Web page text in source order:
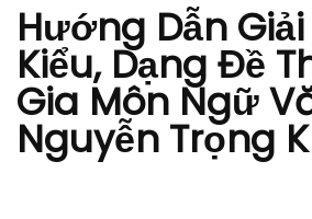
Hướng Dẫn
Kiểu, Dạng Đề
Gia Môn Ngữ
Nguyễn Trọng